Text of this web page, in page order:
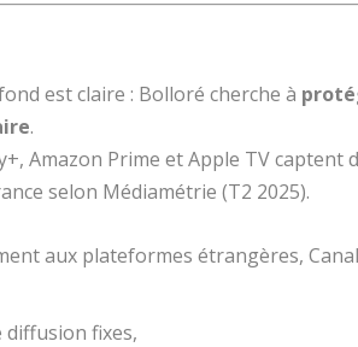
est claire : Bolloré cherche à
.
Amazon Prime et Apple TV captent
selon Médiamétrie (T2 2025).
aux plateformes étrangères,
diffusion fixes,